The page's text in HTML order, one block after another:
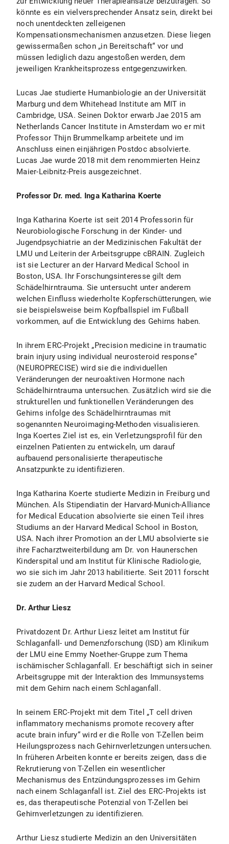
könnte es ein vielversprechender Ansatz sein, direkt bei
noch unentdeckten zelleigenen
Kompensationsmechanismen anzusetzen. Diese liegen
gewissermaßen schon „in Bereitschaft“ vor und
müssen lediglich dazu angestoßen werden, dem
jeweiligen Krankheitsprozess entgegenzuwirken.
Lucas Jae studierte Humanbiologie an der Universität
Marburg und dem Whitehead Institute am MIT in
Cambridge, USA. Seinen Doktor erwarb Jae 2015 am
Netherlands Cancer Institute in Amsterdam wo er mit
Professor Thijn Brummelkamp arbeitete und im
Anschluss einen einjährigen Postdoc absolvierte.
Lucas Jae wurde 2018 mit dem renommierten Heinz
Maier-Leibnitz-Preis ausgezeichnet.
Professor Dr. med. Inga Katharina Koerte
Inga Katharina Koerte ist seit 2014 Professorin für
Neurobiologische Forschung in der Kinder- und
Jugendpsychiatrie an der Medizinischen Fakultät der
LMU und Leiterin der Arbeitsgruppe cBRAIN. Zugleich
ist sie Lecturer an der Harvard Medical School in
Boston, USA. Ihr Forschungsinteresse gilt dem
Schädelhirntrauma. Sie untersucht unter anderem
welchen Einfluss wiederholte Kopferschütterungen, wie
sie beispielsweise beim Kopfballspiel im Fußball
vorkommen, auf die Entwicklung des Gehirns haben.
In ihrem ERC-Projekt „Precision medicine in traumatic
brain injury using individual neurosteroid response“
(NEUROPRECISE) wird sie die individuellen
Veränderungen der neuroaktiven Hormone nach
Schädelhirntrauma untersuchen. Zusätzlich wird sie die
strukturellen und funktionellen Veränderungen des
Gehirns infolge des Schädelhirntraumas mit
sogenannten Neuroimaging-Methoden visualisieren.
Inga Koertes Ziel ist es, ein Verletzungsprofil für den
einzelnen Patienten zu entwickeln, um darauf
aufbauend personalisierte therapeutische
Ansatzpunkte zu identifizieren.
Inga Katharina Koerte studierte Medizin in Freiburg und
München. Als Stipendiatin der Harvard-Munich-Alliance
for Medical Education absolvierte sie einen Teil ihres
Studiums an der Harvard Medical School in Boston,
USA. Nach ihrer Promotion an der LMU absolvierte sie
ihre Facharztweiterbildung am Dr. von Haunerschen
Kinderspital und am Institut für Klinische Radiologie,
wo sie sich im Jahr 2013 habilitierte. Seit 2011 forscht
sie zudem an der Harvard Medical School.
Dr. Arthur Liesz
Privatdozent Dr. Arthur Liesz leitet am Institut für
Schlaganfall- und Demenzforschung (ISD) am Klinikum
der LMU eine Emmy Noether-Gruppe zum Thema
ischämischer Schlaganfall. Er beschäftigt sich in seiner
Arbeitsgruppe mit der Interaktion des Immunsystems
mit dem Gehirn nach einem Schlaganfall.
In seinem ERC-Projekt mit dem Titel „T cell driven
inflammatory mechanisms promote recovery after
acute brain infury“ wird er die Rolle von T-Zellen beim
Heilungsprozess nach Gehirnverletzungen untersuchen.
In früheren Arbeiten konnte er bereits zeigen, dass die
Rekrutierung von T-Zellen ein wesentlicher
Mechanismus des Entzündungsprozesses im Gehirn
nach einem Schlaganfall ist. Ziel des ERC-Projekts ist
es, das therapeutische Potenzial von T-Zellen bei
Gehirnverletzungen zu identifizieren.
Arthur Liesz studierte Medizin an den Universitäten